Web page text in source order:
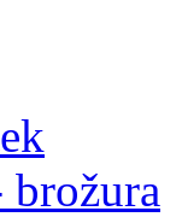
brožura